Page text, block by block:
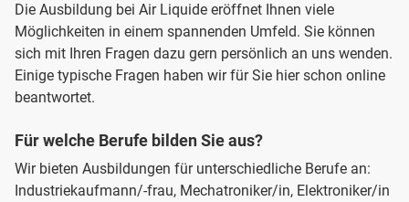
Die Ausbildung bei Air Liquide eröffnet Ihnen viele
Möglichkeiten in einem spannenden Umfeld. Sie können
sich mit Ihren Fragen dazu gern persönlich an uns wenden.
Einige typische Fragen haben wir für Sie hier schon online
beantwortet.
Für welche Berufe bilden Sie aus?
Wir bieten Ausbildungen für unterschiedliche Berufe an:
Industriekaufmann/-frau, Mechatroniker/in, Elektroniker/in